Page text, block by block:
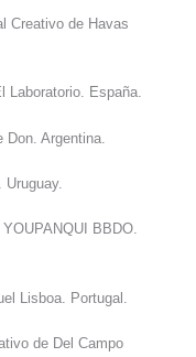
Creativo de Havas
Laboratorio. España.
Don. Argentina.
Uruguay.
BBDO.
Lisboa. Portugal.
de Del Campo